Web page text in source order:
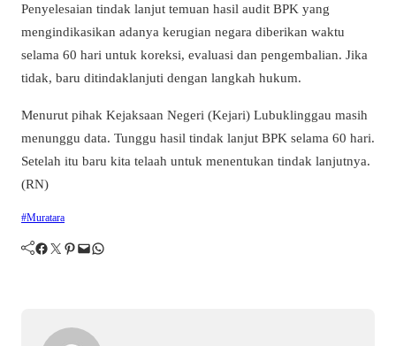
Penyelesaian tindak lanjut temuan hasil audit BPK yang
mengindikasikan adanya kerugian negara diberikan waktu
selama 60 hari untuk koreksi, evaluasi dan pengembalian. Jika
tidak, baru ditindaklanjuti dengan langkah hukum.
Menurut pihak Kejaksaan Negeri (Kejari) Lubuklinggau masih
menunggu data. Tunggu hasil tindak lanjut BPK selama 60 hari.
Setelah itu baru kita telaah untuk menentukan tindak lanjutnya.
(RN)
#Muratara
Facebook Twitter Pinterest Mail WhatsApp